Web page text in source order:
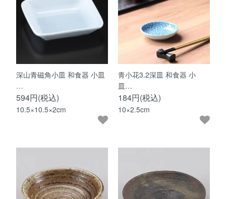
深山青磁角小皿 和食器 小皿
…
594円(税込)
10.5×10.5×2cm
青小花3.2深皿 和食器 小
皿…
184円(税込)
10×2.5cm